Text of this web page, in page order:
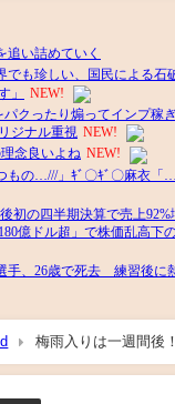
梅雨入りは一週間後！